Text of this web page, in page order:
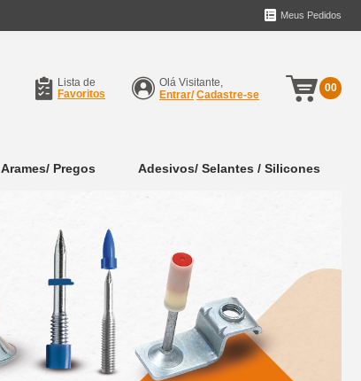
Meus Pedidos
00
Olá Visitante,
Entrar/ Cadastre-se
Lista de
Favoritos
Pregos Adesivos/ Selantes / Silicones